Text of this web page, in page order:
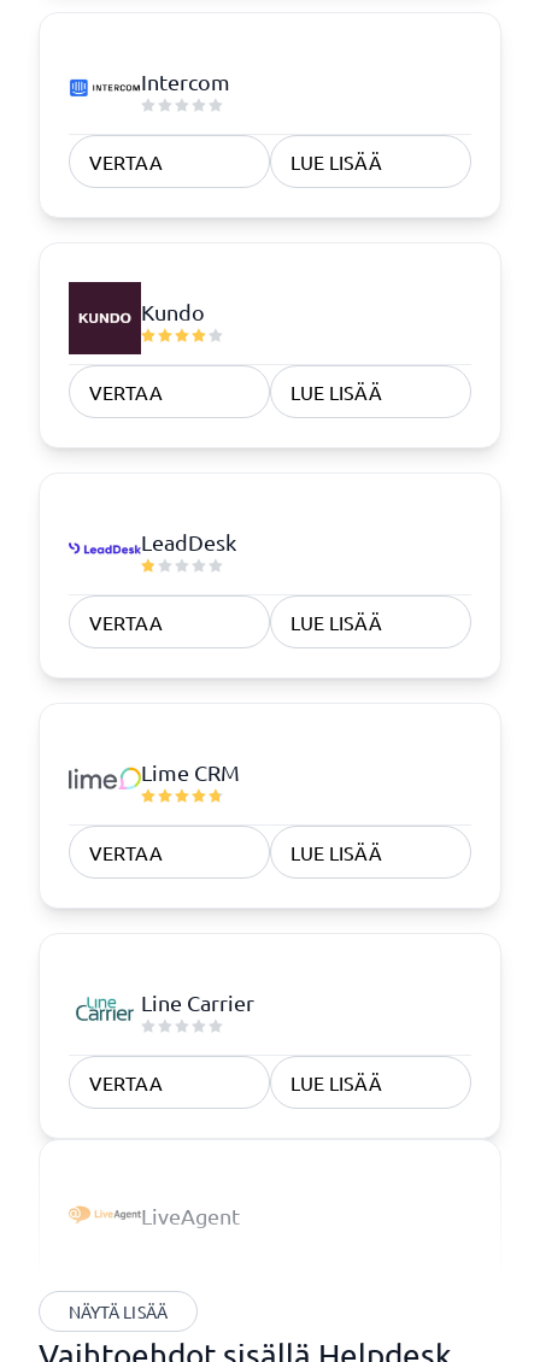
Intercom
VERTAA LUE LISÄÄ
Kundo
VERTAA LUE LISÄÄ
LeadDesk
VERTAA LUE LISÄÄ
Lime CRM
VERTAA LUE LISÄÄ
Line Carrier
VERTAA LUE LISÄÄ
LiveAgent
NÄYTÄ LISÄÄ